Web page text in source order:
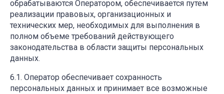
обрабатываются Оператором, обеспечивается путем
реализации правовых, организационных и
технических мер, необходимых для выполнения в
полном объеме требований действующего
законодательства в области защиты персональных
данных.
Оператор обеспечивает сохранность
персональных данных и принимает все возможные